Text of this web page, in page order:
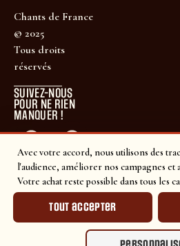
Avec votre accord, nous utilisons des
l'audience, améliorer nos campagnes et
Votre achat reste possible dans tous les
Tout accepter
Chants de France
© 2025
Tous droits
réservés
SUIVEZ-NOUS
POUR NE RIEN
MANQUER !